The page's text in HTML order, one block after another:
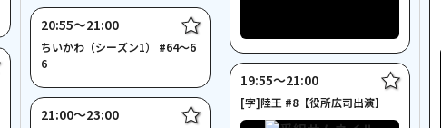
20:55〜21:00
ちいかわ（シーズン1） #64～6
6
21:00〜23:00
19:55〜21:00
[字]陸王 #8【役所広司出演】